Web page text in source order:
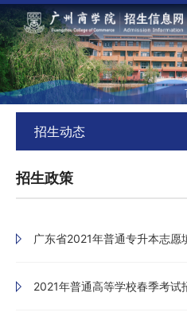
招生动态
招生政策
广东省2021年普通专升本志愿